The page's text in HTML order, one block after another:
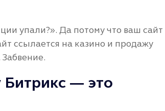
упали?». Да потому что ваш сайт
ссылается на казино и продажу
Битрикс — это